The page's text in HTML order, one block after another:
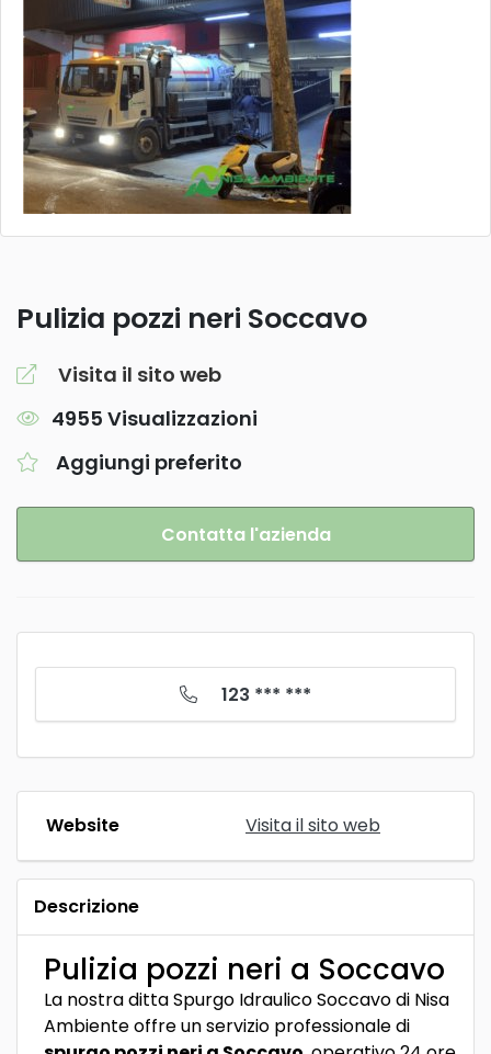
Pulizia pozzi neri Soccavo
Visita il sito web
4955 Visualizzazioni
Aggiungi preferito
Contatta l'azienda
123 *** ***
Website Visita il sito web
Descrizione
Pulizia pozzi neri a Soccavo
La nostra ditta Spurgo Idraulico Soccavo di Nisa
Ambiente offre un servizio professionale di